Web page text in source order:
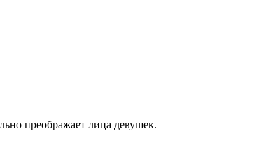
преображает лица девушек.